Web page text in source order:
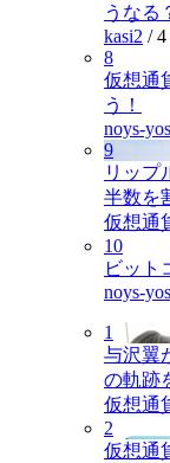
うなる
kasi2 /4
8
仮想通
う！
noys-
9
リップ
半数を
仮想通
10
ビット
noys-
1
与沢翼
の軌跡
仮想通
2
仮想通